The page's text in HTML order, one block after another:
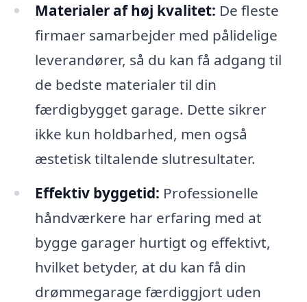
Materialer af høj kvalitet: De fleste
firmaer samarbejder med pålidelige
leverandører, så du kan få adgang til
de bedste materialer til din
færdigbygget garage. Dette sikrer
ikke kun holdbarhed, men også
æstetisk tiltalende slutresultater.
Effektiv byggetid: Professionelle
håndværkere har erfaring med at
bygge garager hurtigt og effektivt,
hvilket betyder, at du kan få din
drømmegarage færdiggjort uden